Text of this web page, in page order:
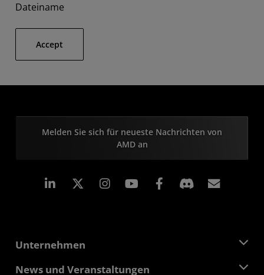
Dateiname
Accept
Melden Sie sich für neueste Nachrichten von
AMD an
LinkedIn Instagram Facebook
Unternehmen
Über AMD
News und Veranstaltungen